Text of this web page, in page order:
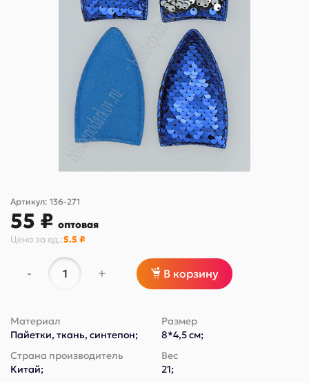
Артикул: 136-271
55 ₽ оптовая
Цена за ед.:5.5 ₽
- + В корзину
Материал
Пайетки, ткань, синтепон;
Размер
8*4,5 см;
Страна производитель
Китай;
Вес
21;